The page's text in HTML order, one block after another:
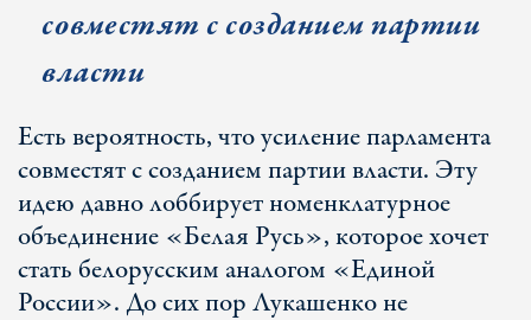
совместят с созданием партии
власти
Есть вероятность, что усиление парламента
совместят с созданием партии власти. Эту
идею давно лоббирует номенклатурное
объединение «Белая Русь», которое хочет
стать белорусским аналогом «Единой
России». До сих пор Лукашенко не